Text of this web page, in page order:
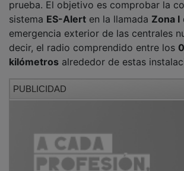
sistema ES-Alerten la llamadaZona I
emergencia exterior de las centrales
decir, el radio comprendido entre los
kilómetrosalrededor de estas